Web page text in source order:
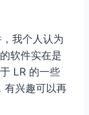
我个人认为
软件实在是
LR 的一些
有兴趣可以再